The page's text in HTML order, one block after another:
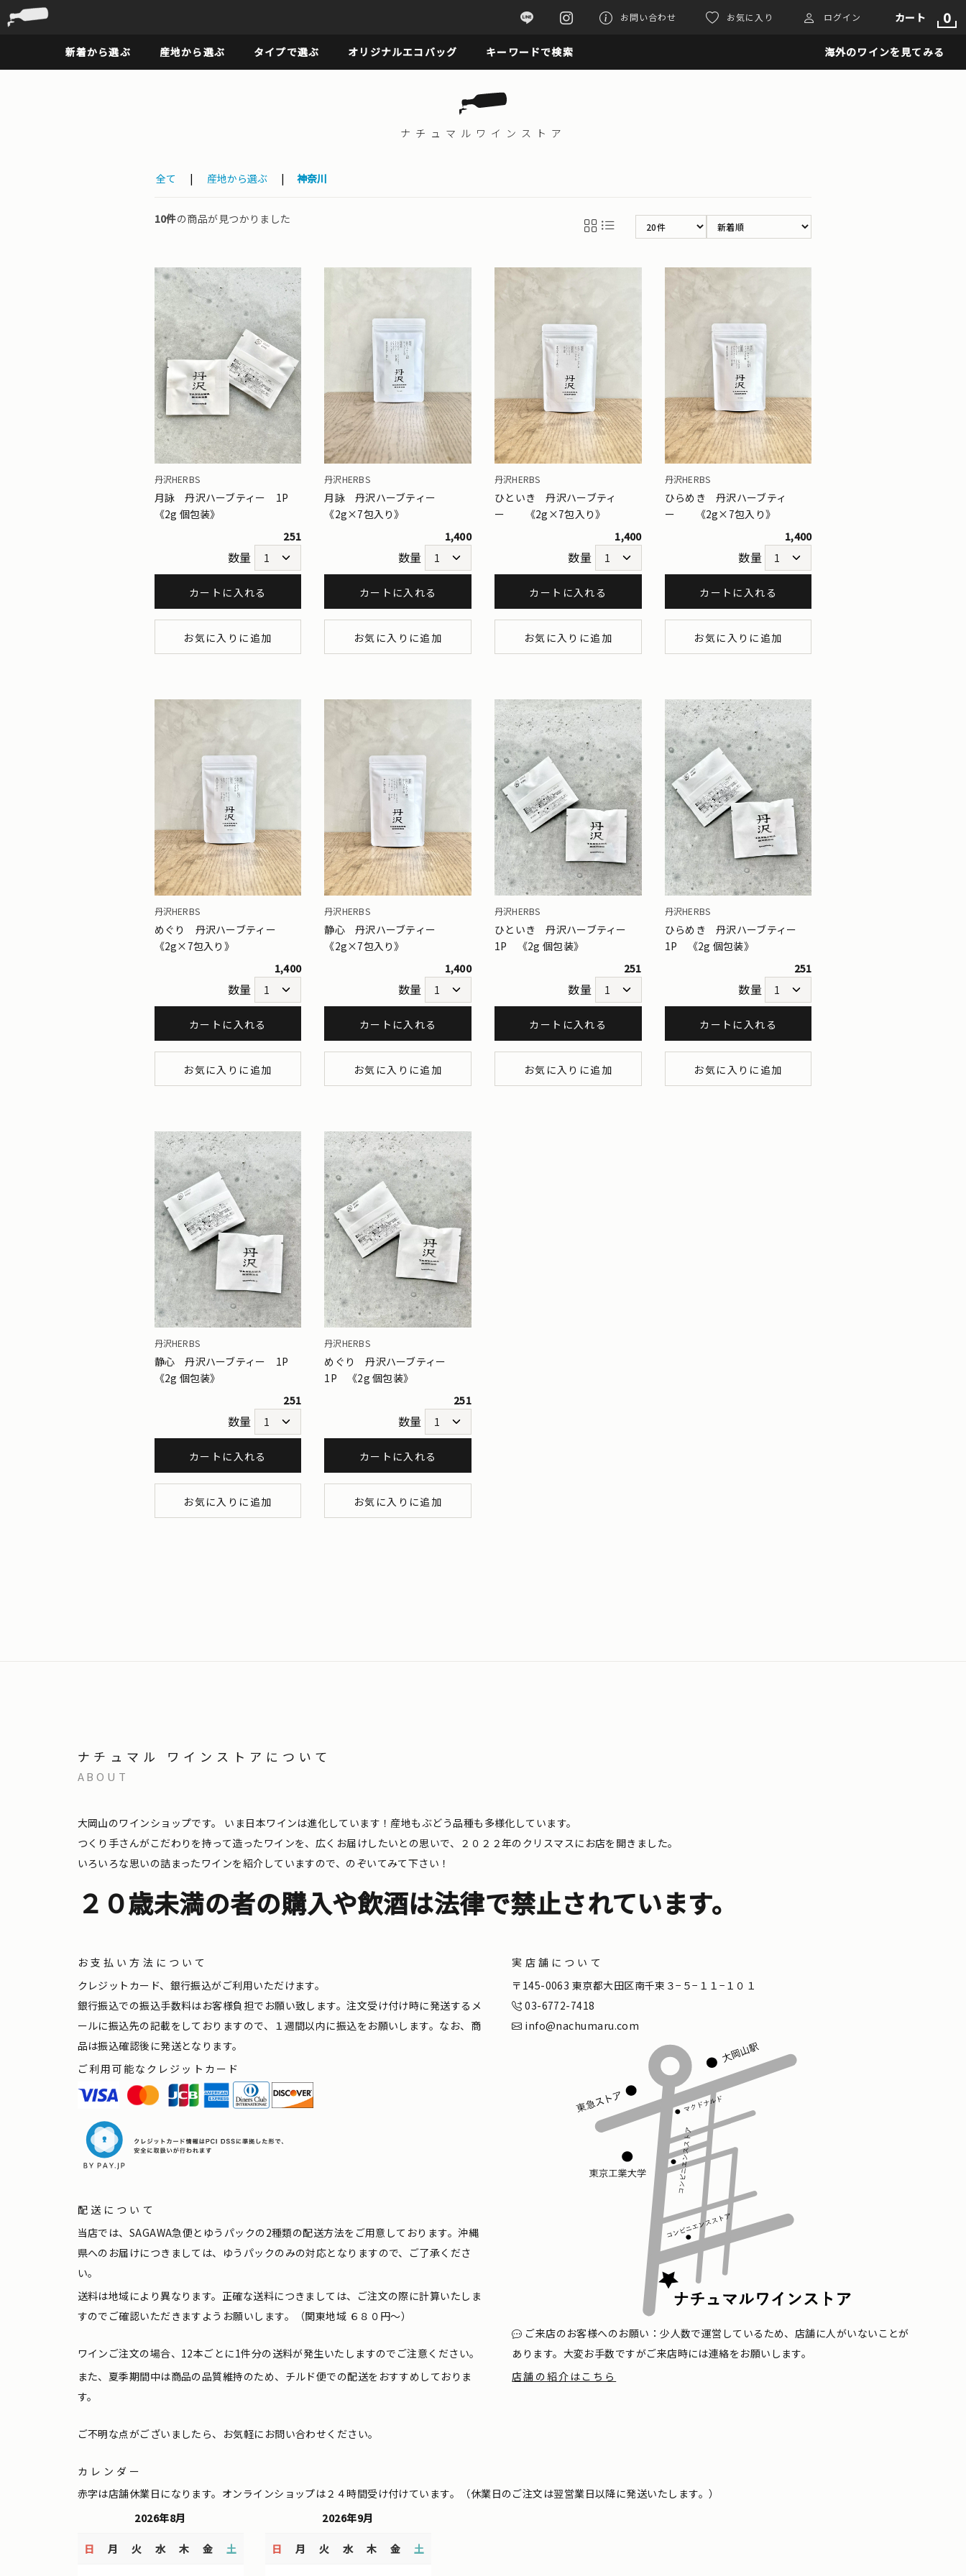
お問い合わせ お気に入り ログイン カート 0
新着から選ぶ 産地から選ぶ タイプで選ぶ オリジナルエコバッグ キーワードで検索 海外のワインを見てみる
ナチュマル ワインストア
全て | 産地から選ぶ | 神奈川
10件の商品が見つかりました
丹沢HERBS
月詠 丹沢ハーブティー 1P
《2g 個包装》
251
数量
カートに入れる
お気に入りに追加
丹沢HERBS
月詠 丹沢ハーブティー
《2g×7包入り》
1,400
数量
カートに入れる
お気に入りに追加
丹沢HERBS
ひといき 丹沢ハーブティ
ー 《2g×7包入り》
1,400
数量
カートに入れる
お気に入りに追加
丹沢HERBS
ひらめき 丹沢ハーブティ
ー 《2g×7包入り》
1,400
数量
カートに入れる
お気に入りに追加
丹沢HERBS
めぐり 丹沢ハーブティー
《2g×7包入り》
1,400
数量
カートに入れる
お気に入りに追加
丹沢HERBS
静心 丹沢ハーブティー
《2g×7包入り》
1,400
数量
カートに入れる
お気に入りに追加
丹沢HERBS
ひといき 丹沢ハーブティー
1P 《2g 個包装》
251
数量
カートに入れる
お気に入りに追加
丹沢HERBS
ひらめき 丹沢ハーブティー
1P 《2g 個包装》
251
数量
カートに入れる
お気に入りに追加
丹沢HERBS
静心 丹沢ハーブティー 1P
《2g 個包装》
251
数量
カートに入れる
お気に入りに追加
丹沢HERBS
めぐり 丹沢ハーブティー
1P 《2g 個包装》
251
数量
カートに入れる
お気に入りに追加
ナチュマル ワインストアについて
ABOUT
大岡山のワインショップです。
いま日本ワインは進化しています！産地もぶどう品種も多様化しています。
つくり手さんがこだわりを持って造ったワインを、広くお届けしたいとの思いで、２０２２年のクリスマスにお店を開きました。
いろいろな思いの詰まったワインを紹介していますので、のぞいてみて下さい！
２０歳未満の者の購入や飲酒は法律で禁止されています。
お支払い方法について
クレジットカード、銀行振込がご利用いただけます。
銀行振込での振込手数料はお客様負担でお願い致します。注文受け付け時に発送するメ
ールに振込先の記載をしておりますので、１週間以内に振込をお願いします。なお、商
品は振込確認後に発送となります。
ご利用可能なクレジットカード
配送について
当店では、SAGAWA急便とゆうパックの2種類の配送方法をご用意しております。沖縄
県へのお届けにつきましては、ゆうパックのみの対応となりますので、ご了承くださ
い。
送料は地域により異なります。正確な送料につきましては、ご注文の際に計算いたしま
すのでご確認いただきますようお願いします。（関東地域 ６８０円〜）
ワインご注文の場合、12本ごとに1件分の送料が発生いたしますのでご注意ください。
また、夏季期間中は商品の品質維持のため、チルド便での配送をおすすめしておりま
す。
ご不明な点がございましたら、お気軽にお問い合わせください。
実店舗について
〒145-0063 東京都大田区南千束３−５−１１−１０１
03-6772-7418
info@nachumaru.com
ご来店のお客様へのお願い：少人数で運営しているため、店舗に人がいないことが
あります。大変お手数ですがご来店時には連絡をお願いします。
店舗の紹介はこちら
カレンダー
赤字は店舗休業日になります。オンラインショップは２４時間受け付けています。（休業日のご注文は翌営業日以降に発送いたします。）
2026年8月
日 月 火 水 木 金 土
2026年9月
日 月 火 水 木 金 土